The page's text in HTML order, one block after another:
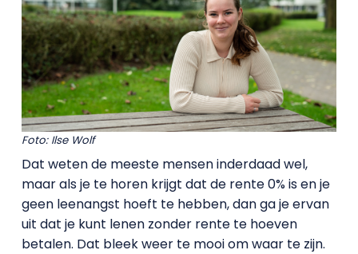
Foto: Ilse Wolf
Dat weten de meeste mensen inderdaad wel,
maar als je te horen krijgt dat de rente 0% is en je
geen leenangst hoeft te hebben, dan ga je ervan
uit dat je kunt lenen zonder rente te hoeven
betalen. Dat bleek weer te mooi om waar te zijn.